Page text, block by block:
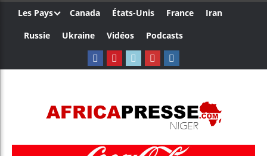
Les Pays Canada États-Unis France
Iran
Russie
Ukraine Vidéos Podcasts